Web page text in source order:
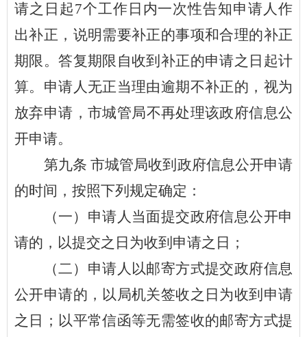
请之日起7个工作日内一次性告知申请人作
出补正，说明需要补正的事项和合理的补正
期限。答复期限自收到补正的申请之日起计
算。申请人无正当理由逾期不补正的，视为
放弃申请，市城管局不再处理该政府信息公
开申请。
第九条 市城管局收到政府信息公开申请
的时间，按照下列规定确定：
（一）申请人当面提交政府信息公开申
请的，以提交之日为收到申请之日；
（二）申请人以邮寄方式提交政府信息
公开申请的，以局机关签收之日为收到申请
之日；以平常信函等无需签收的邮寄方式提